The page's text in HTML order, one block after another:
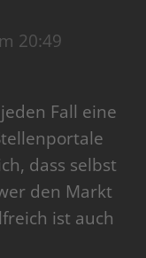
20:49
Fall eine
dass selbst
den Markt
ist auch